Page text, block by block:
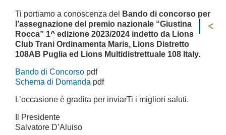
Ti portiamo a conoscenza del
Bando di concorso per
l’assegnazione del premio nazionale “Giustina
Rocca” 1^ edizione 2023/2024 indetto da Lions
Club Trani Ordinamenta Maris, Lions Distretto
108AB Puglia ed Lions Multidistrettuale 108 Italy.
Bando di Concorso pdf
Schema di Domanda pdf
L’occasione è gradita per inviarTi i migliori saluti.
Il Presidente
Salvatore D’Aluiso